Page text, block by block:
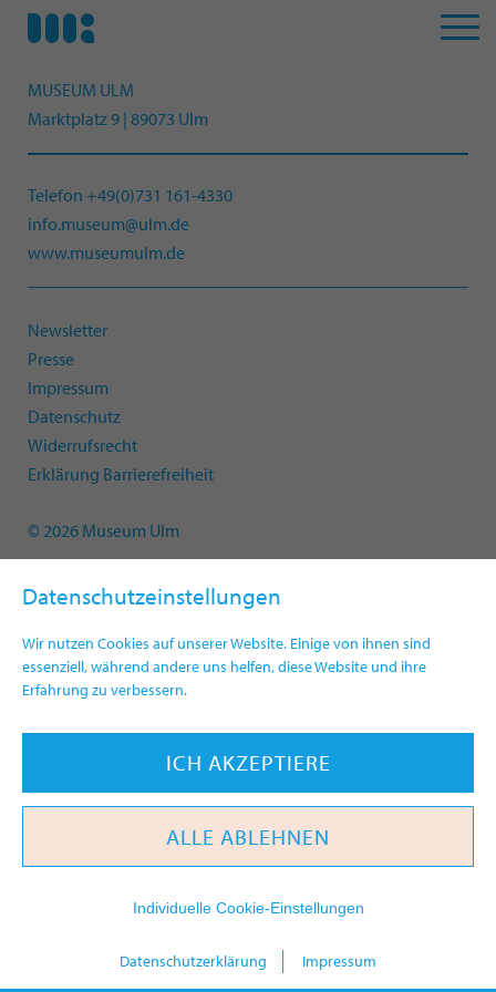
Datenschutzeinstellungen
Wir nutzen Cookies auf unserer Website. Einige von ihnen sind
essenziell, während andere uns helfen, diese Website und ihre
Erfahrung zu verbessern.
ICH AKZEPTIERE
ALLE ABLEHNEN
Individuelle Cookie-Einstellungen
Datenschutzerklärung Impressum
MUSEUM ULM
Marktplatz 9 | 89073 Ulm
Telefon +49(0)731 161-4330
info.museum@ulm.de
www.museumulm.de
Newsletter
Presse
Impressum
Datenschutz
Widerrufsrecht
Erklärung Barrierefreiheit
© 2026 Museum Ulm